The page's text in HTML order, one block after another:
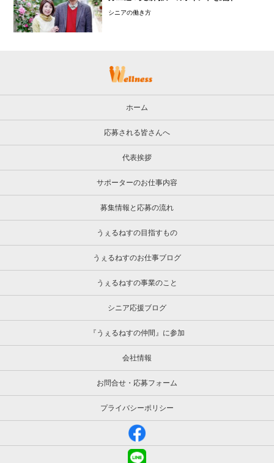
シニアの働き方
ホーム
応募される皆さんへ
代表挨拶
サポーターのお仕事内容
募集情報と応募の流れ
うぇるねすの目指すもの
うぇるねすのお仕事ブログ
うぇるねすの事業のこと
シニア応援ブログ
『うぇるねすの仲間』に参加
会社情報
お問合せ・応募フォーム
プライバシーポリシー